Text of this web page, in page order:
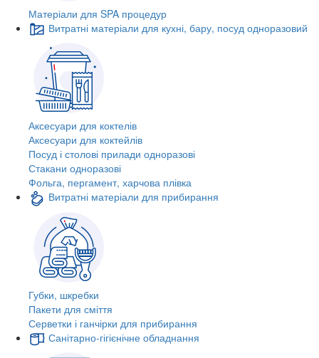
Матеріали для SPA процедур
Витратні матеріали для кухні, бару, посуд одноразовий
Аксесуари для коктелів
Аксесуари для коктейлів
Посуд і столові прилади одноразові
Стакани одноразові
Фольга, пергамент, харчова плівка
Витратні матеріали для прибирання
Губки, шкребки
Пакети для сміття
Серветки і ганчірки для прибирання
Санітарно-гігієнічне обладнання